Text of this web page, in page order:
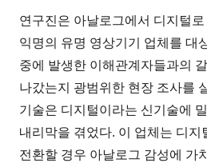
연구진은 아날로그에서 디지털
익명의 유명 영상기기 업체를 대
중에 발생한 이해관계자들과의
나갔는지 광범위한 현장 조사를
기술은 디지털이라는 신기술에
내리막을 겪었다. 이 업체는 디지
전환할 경우 아날로그 감성에 가